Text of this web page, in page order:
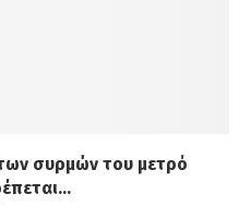
συρμών του μετρό